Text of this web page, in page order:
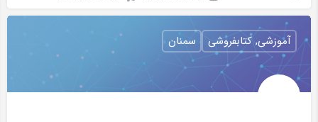
آموزشی, کتابفروشی سمنان